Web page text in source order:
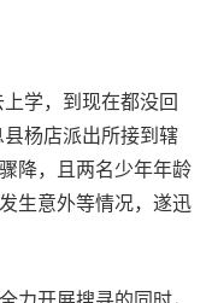
学，到现在都没回
杨店派出所接到辖
降，且两名少年年龄
生意外等情况，遂迅